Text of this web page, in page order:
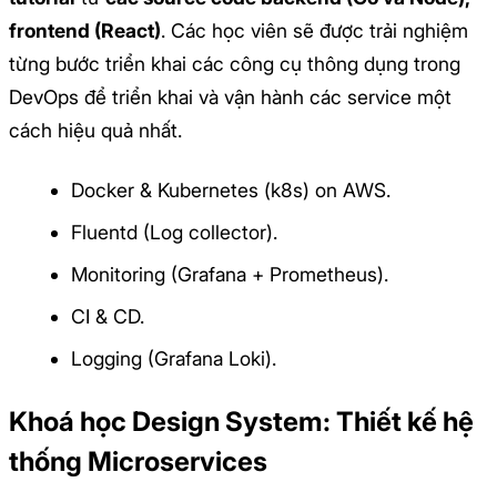
frontend (React). Các học viên sẽ được trải nghiệm
từng bước triển khai các công cụ thông dụng trong
DevOps để triển khai và vận hành các service một
cách hiệu quả nhất.
Docker & Kubernetes (k8s) on AWS.
Fluentd (Log collector).
Monitoring (Grafana + Prometheus).
CI & CD.
Logging (Grafana Loki).
Khoá học Design System: Thiết kế hệ
thống Microservices